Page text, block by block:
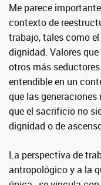
Me parece
contexto de
trabajo, tales como
dignidad. Valores
otros más
entendible en un
que las generaciones
que el sacrificio no
dignidad o de
La perspectiva de
antropológico y a la